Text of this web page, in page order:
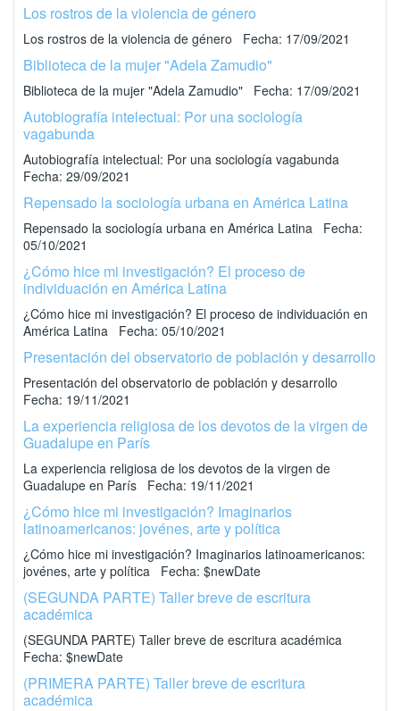
Los rostros de la violencia de género
Los rostros de la violencia de género Fecha: 17/09/2021
Biblioteca de la mujer "Adela Zamudio"
Biblioteca de la mujer "Adela Zamudio" Fecha: 17/09/2021
Autobiografía intelectual: Por una sociología
vagabunda
Autobiografía intelectual: Por una sociología vagabunda
Fecha: 29/09/2021
Repensado la sociología urbana en América Latina
Repensado la sociología urbana en América Latina Fecha:
05/10/2021
¿Cómo hice mi investigación? El proceso de
individuación en América Latina
¿Cómo hice mi investigación? El proceso de individuación en
América Latina Fecha: 05/10/2021
Presentación del observatorio de población y desarrollo
Presentación del observatorio de población y desarrollo
Fecha: 19/11/2021
La experiencia religiosa de los devotos de la virgen de
Guadalupe en París
La experiencia religiosa de los devotos de la virgen de
Guadalupe en París Fecha: 19/11/2021
¿Cómo hice mi investigación? Imaginarios
latinoamericanos: jovénes, arte y política
¿Cómo hice mi investigación? Imaginarios latinoamericanos:
jovénes, arte y política Fecha: $newDate
(SEGUNDA PARTE) Taller breve de escritura
académica
(SEGUNDA PARTE) Taller breve de escritura académica
Fecha: $newDate
(PRIMERA PARTE) Taller breve de escritura
académica